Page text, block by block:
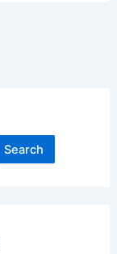
Search